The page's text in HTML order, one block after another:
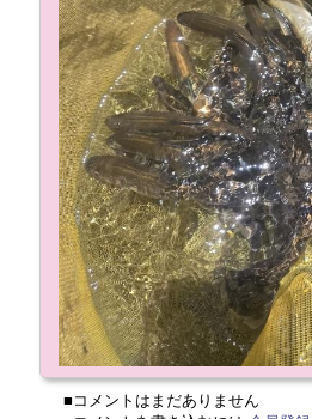
■コメントはまだありません